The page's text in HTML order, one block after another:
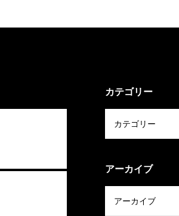
カテゴリー
アーカイブ